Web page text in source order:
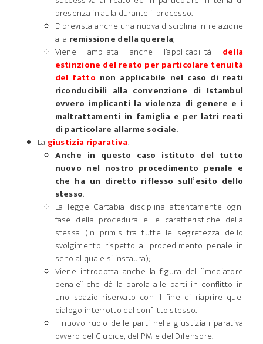
presenza in aula durante il processo.
E’ prevista anche una nuova disciplina in relazione
alla remissione della querela;
Viene ampliata anche l’applicabilità della
estinzione del reato per particolare tenuità
del fatto non applicabile nel caso di reati
riconducibili alla convenzione di Istambul
ovvero implicanti la violenza di genere e i
maltrattamenti in famiglia e per latri reati
di particolare allarme sociale.
La giustizia riparativa.
Anche in questo caso istituto del tutto
nuovo nel nostro procedimento penale e
che ha un diretto riflesso sull’esito dello
stesso.
La legge Cartabia disciplina attentamente ogni
fase della procedura e le caratteristiche della
stessa (in primis fra tutte le segretezza dello
svolgimento rispetto al procedimento penale in
seno al quale si instaura);
Viene introdotta anche la figura del “mediatore
penale” che dà la parola alle parti in conflitto in
uno spazio riservato con il fine di riaprire quel
dialogo interrotto dal conflitto stesso.
Il nuovo ruolo delle parti nella giustizia riparativa
ovvero del Giudice, del PM e del Difensore.